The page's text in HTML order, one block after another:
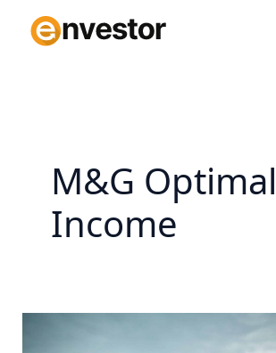
Inhalt
springen
M&G Optimal
Income